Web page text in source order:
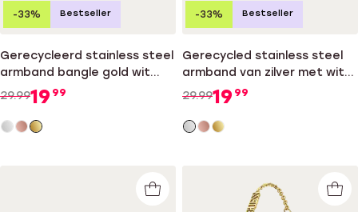
Gerecycleerd stainless steel
armband bangle gold wit
kristal
29.9919 99
-33% Bestseller
Gerecycled stainless steel
armband van zilver met wit
kristal
29.9919 99
-33% Bestseller